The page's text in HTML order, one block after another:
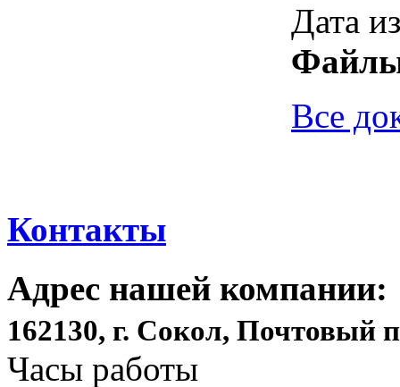
Дата
Файлы
Все
Контакты
Адрес нашей компании:
162130, г. Сокол, Почтовый
Часы работы